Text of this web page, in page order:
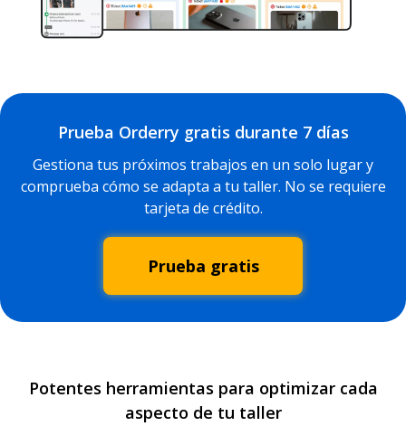
Prueba Orderry gratis durante 7 días
Gestiona tus próximos trabajos en un solo lugar y
comprueba cómo se adapta a tu taller. No se requiere
tarjeta de crédito.
Prueba gratis
Potentes herramientas para optimizar cada
aspecto de tu taller